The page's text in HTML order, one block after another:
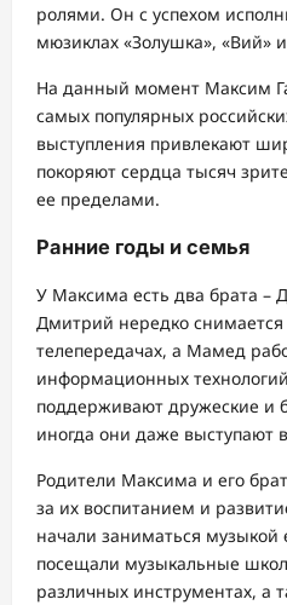
ролями. Он с успехом
мюзиклах «Золушка», «Вий»
На данный момент Максим
самых популярных
выступления привлекают
покоряют сердца тысяч
ее пределами.
Ранние годы и семья
У Максима есть два брата
Дмитрий нередко снимается
телепередачах, а Мамед
информационных
поддерживают дружеские и
иногда они даже выступают
Родители Максима и его
за их воспитанием и
начали заниматься
посещали музыкальные
различных инструментах, а